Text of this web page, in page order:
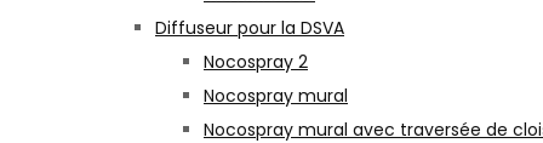
Diffuseur pour la DSVA
Nocospray 2
Nocospray mural
Nocospray mural avec traversée de